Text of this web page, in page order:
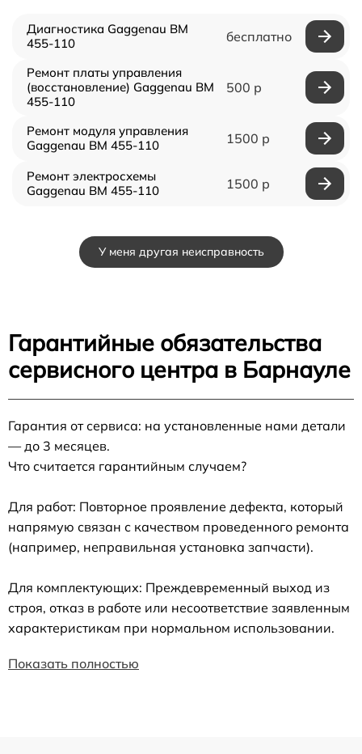
Диагностика Gaggenau BM
455-110
бесплатно
Ремонт платы управления
(восстановление) Gaggenau BM
455-110
500 р
Ремонт модуля управления
Gaggenau BM 455-110
1500 р
Ремонт электросхемы
Gaggenau BM 455-110
1500 р
У меня другая неисправность
Гарантийные обязательства
сервисного центра в Барнауле
Гарантия от сервиса: на установленные нами детали
— до 3 месяцев.
Что считается гарантийным случаем?
Для работ: Повторное проявление дефекта, который
напрямую связан с качеством проведенного ремонта
(например, неправильная установка запчасти).
Для комплектующих: Преждевременный выход из
строя, отказ в работе или несоответствие заявленным
характеристикам при нормальном использовании.
Показать полностью